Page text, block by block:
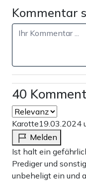
Kommentar
40
Karotte19.03.2024
Melden
Ist halt ein
Prediger und
unbeheligt ein und